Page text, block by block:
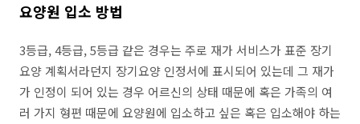
요양원 입소 방법
3등급, 4등급, 5등급 같은 경우는 주로 재가 서비스가 표준 장기
요양 계획서라던지 장기요양 인정서에 표시되어 있는데 그 재가
가 인정이 되어 있는 경우 어르신의 상태 때문에 혹은 가족의 여
러 가지 형편 때문에 요양원에 입소하고 싶은 혹은 입소해야 하는